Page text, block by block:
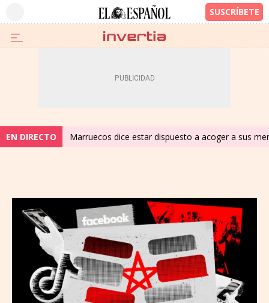
EN DIRECTO Marruecos dice estar dispuesto a acoger a sus